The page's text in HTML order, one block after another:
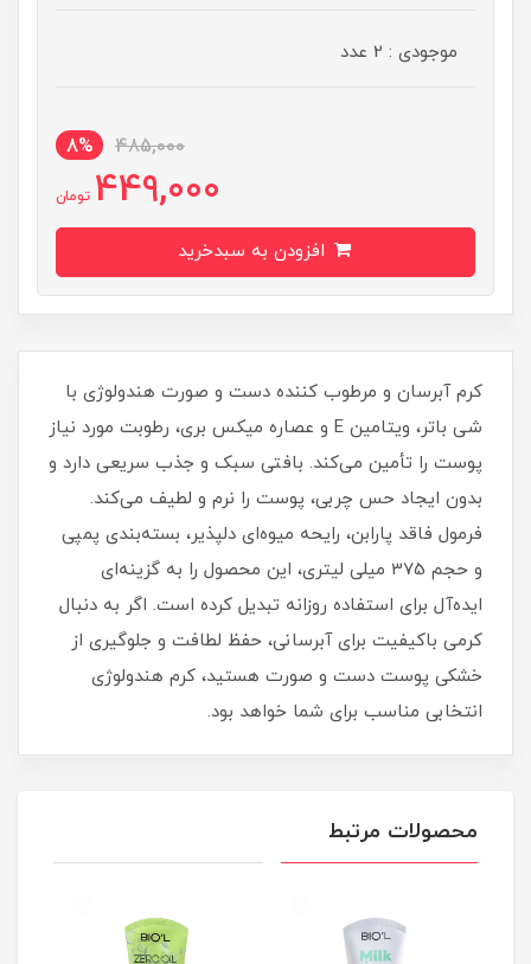
موجودی : 2 عدد
485,000
8%
449,000 تومان
کرم آبرسان و مرطوب کننده دست و صورت هندولوژی با
شی باتر، ویتامین E و عصاره میکس بری، رطوبت مورد نیاز
پوست را تأمین می‌کند. بافتی سبک و جذب سریعی دارد و
بدون ایجاد حس چربی، پوست را نرم و لطیف می‌کند.
فرمول فاقد پارابن، رایحه میوه‌ای دلپذیر، بسته‌بندی پمپی
و حجم 375 میلی‌ لیتری، این محصول را به گزینه‌ای
ایده‌آل برای استفاده روزانه تبدیل کرده است. اگر به دنبال
کرمی باکیفیت برای آبرسانی، حفظ لطافت و جلوگیری از
خشکی پوست دست و صورت هستید، کرم هندولوژی
انتخابی مناسب برای شما خواهد بود.
محصولات مرتبط